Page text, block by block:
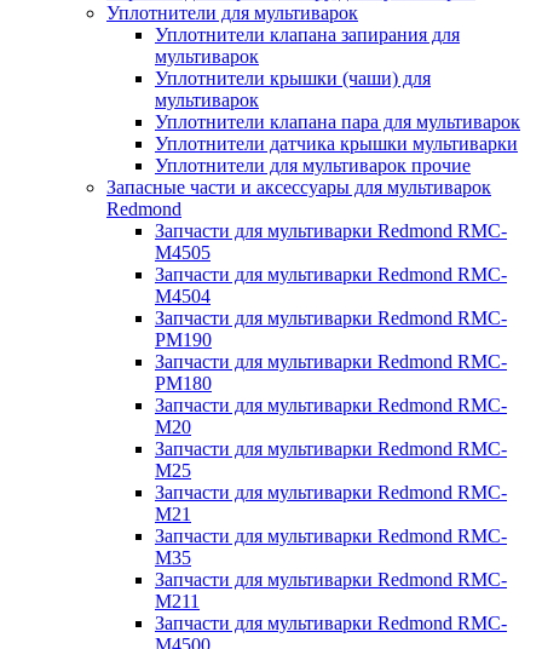
Уплотнители для мультиварок
Уплотнители клапана запирания для
мультиварок
Уплотнители крышки (чаши) для
мультиварок
Уплотнители клапана пара для мультиварок
Уплотнители датчика крышки мультиварки
Уплотнители для мультиварок прочие
Запасные части и аксессуары для мультиварок
Redmond
Запчасти для мультиварки Redmond RMC-
M4505
Запчасти для мультиварки Redmond RMC-
M4504
Запчасти для мультиварки Redmond RMC-
PM190
Запчасти для мультиварки Redmond RMC-
PM180
Запчасти для мультиварки Redmond RMC-
M20
Запчасти для мультиварки Redmond RMC-
M25
Запчасти для мультиварки Redmond RMC-
M21
Запчасти для мультиварки Redmond RMC-
M35
Запчасти для мультиварки Redmond RMC-
M211
Запчасти для мультиварки Redmond RMC-
M4500